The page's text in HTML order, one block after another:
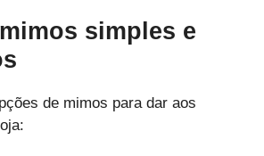
simples e
de mimos para dar aos